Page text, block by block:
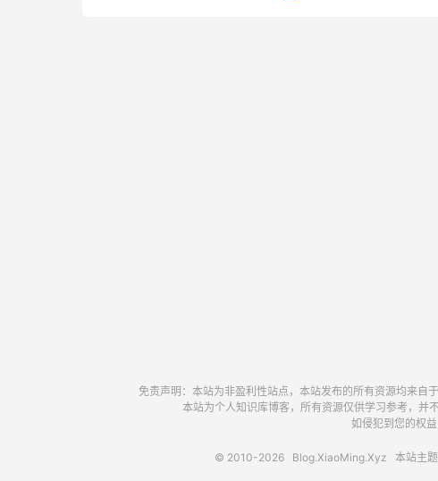
免责声明：本站为非盈利性站点，本站发布的所有资源均来自
本站为个人知识库博客，所有资源仅供学习参考，并
如侵犯到您的权
© 2010-2026 Blog.XiaoMing.Xyz 本站主